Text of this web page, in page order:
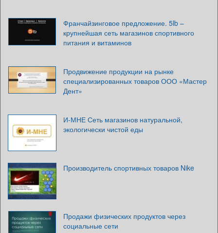
Франчайзинговое предложение. 5lb –
крупнейшая сеть магазинов спортивного
питания и витаминов
Продвижение продукции на рынке
специализированных товаров ООО «Мастер
Дент»
И-МНЕ Сеть магазинов натуральной,
экологически чистой еды
Производитель спортивных товаров Nike
Продажи физических продуктов через
социальные сети